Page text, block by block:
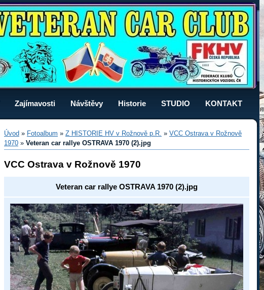
Zajímavosti Návštěvy Historie STUDIO KONTAKT
Úvod » Fotoalbum » Z HISTORIE HV v Rožnově p.R. » VCC Ostrava v Rožnově
1970 » Veteran car rallye OSTRAVA 1970 (2).jpg
VCC Ostrava v Rožnově 1970
Veteran car rallye OSTRAVA 1970 (2).jpg